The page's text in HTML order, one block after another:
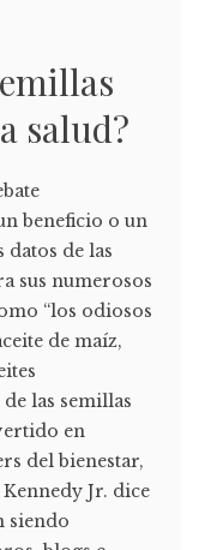
salud?
beneficio o un
de las
sus numerosos
“los odiosos
de maíz,
las semillas
en
del bienestar,
Jr. dice
siendo